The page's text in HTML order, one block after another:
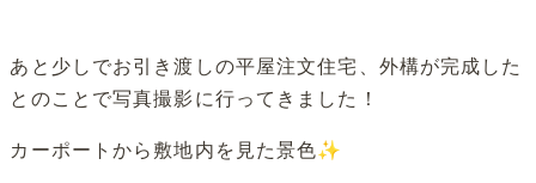
あと少しでお引き渡しの平屋注文住宅、外構が完成した
とのことで写真撮影に行ってきました！
カーポートから敷地内を見た景色✨